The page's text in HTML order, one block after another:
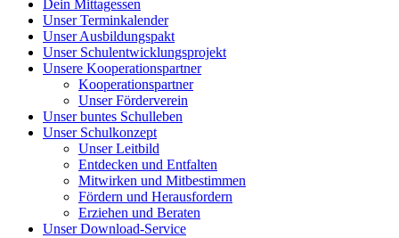
Dein Mittagessen
Unser Terminkalender
Unser Ausbildungspakt
Unser Schulentwicklungsprojekt
Unsere Kooperationspartner
Kooperationspartner
Unser Förderverein
Unser buntes Schulleben
Unser Schulkonzept
Unser Leitbild
Entdecken und Entfalten
Mitwirken und Mitbestimmen
Fördern und Herausfordern
Erziehen und Beraten
Unser Download-Service